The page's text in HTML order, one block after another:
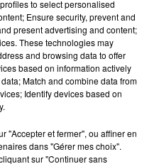
sec
to select personalised
Ensure security, prevent and
present advertising and content;
These technologies may
and browsing data to offer
based on information actively
Match and combine data from
Identify devices based on
"Accepter et fermer", ou affiner en
dans "Gérer mes choix".
sur "Continuer sans